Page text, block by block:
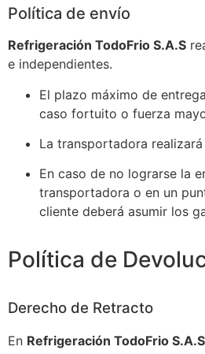
Política de envío
Refrigeración TodoFrio S.A.S
e independientes.
El plazo máximo de
caso fortuito o fuerza
La transportadora realizará
En caso de no lograrse la
transportadora o en un
cliente deberá asumir los
Política de
Derecho de Retracto
En Refrigeración TodoFrio S.A.S